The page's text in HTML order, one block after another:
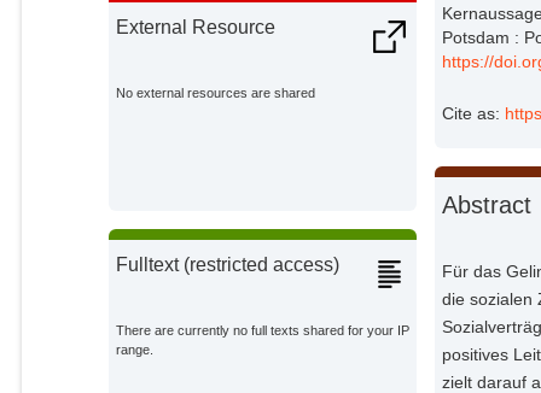
External Resource
No external resources are shared
Fulltext (restricted access)
There are currently no full texts shared for your IP
range.
Potsdam :
https://
Cite as:
Abstract
Für das
die sozialen
positives
zielt darauf